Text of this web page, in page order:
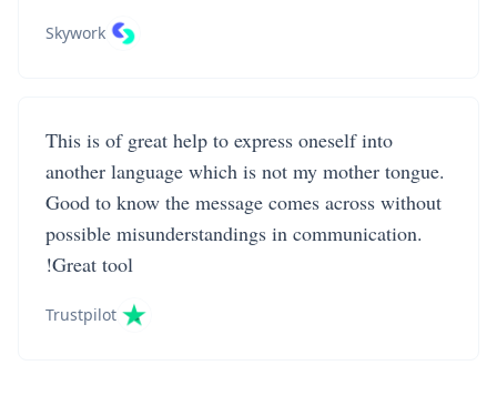
Skywork
This is of great help to express oneself into
another language which is not my mother tongue.
Good to know the message comes across without
possible misunderstandings in communication.
Great tool!
Trustpilot